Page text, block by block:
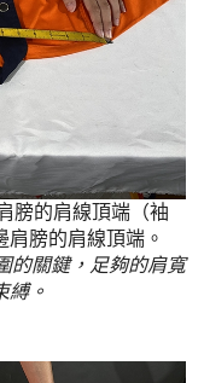
膀的肩線頂端（袖
膀的肩線頂端。
的關鍵，足夠的肩寬
縛。